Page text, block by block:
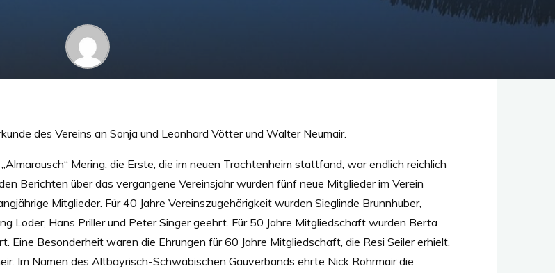
des Vereins an Sonja und Leonhard Vötter und Walter Neumair.
Mering, die Erste, die im neuen Trachtenheim stattfand, war endlich reichlich
Berichten über das vergangene Vereinsjahr wurden fünf neue Mitglieder im Verein
Mitglieder. Für 40 Jahre Vereinszugehörigkeit wurden Sieglinde Brunnhuber,
Loder, Hans Priller und Peter Singer geehrt. Für 50 Jahre Mitgliedschaft wurden Berta
Eine Besonderheit waren die Ehrungen für 60 Jahre Mitgliedschaft, die Resi Seiler erhielt,
Im Namen des Altbayrisch-Schwäbischen Gauverbands ehrte Nick Rohrmair die